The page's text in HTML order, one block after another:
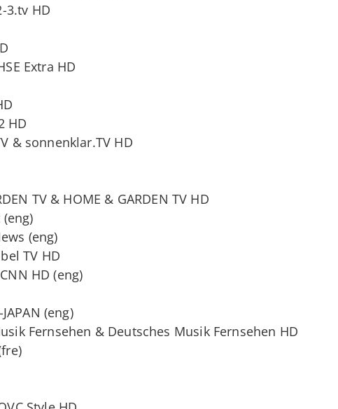
3.tv HD
Extra HD
HD
& sonnenklar.TV HD
TV & HOME & GARDEN TV HD
(eng)
(eng)
TV HD
HD (eng)
(eng)
Fernsehen & Deutsches Musik Fernsehen HD